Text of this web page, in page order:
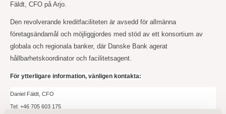
Fäldt, CFO på Arjo.
Den revolverande kreditfaciliteten är avsedd för allmänna
företagsändamål och möjliggjordes med stöd av ett konsortium av
globala och regionala banker, där Danske Bank agerat
hållbarhetskoordinator och facilitetsagent.
För ytterligare information, vänligen kontakta:
Daniel Fäldt, CFO
Tel: +46 705 603 175